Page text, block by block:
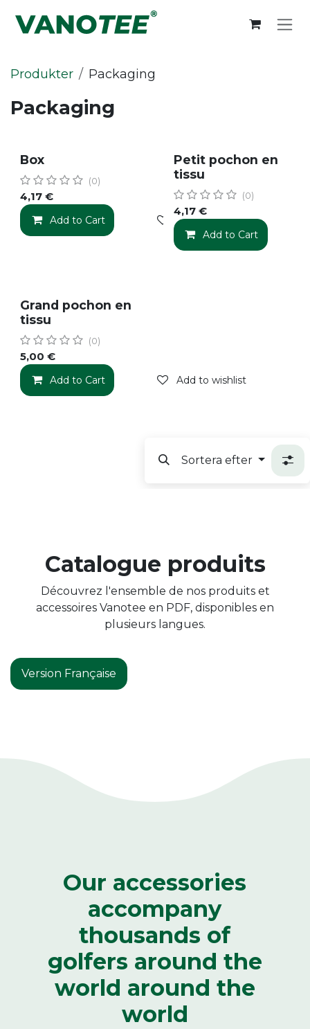
Produkter Packaging
Packaging
Box
(0)
4,17 €
Add to Cart Add to wishlist
Petit pochon en
tissu
(0)
4,17€
Add to Cart
Grand pochon en
tissu
(0)
5,00 €
Add to Cart Add to wishlist
Sortera efter
Catalogue produits
Découvrez l'ensemble de nos produits et
accessoires Vanotee en PDF, disponibles en
plusieurs langues.
Version Française
Our accessories
accompany
thousands of
golfers around the
world around the
world